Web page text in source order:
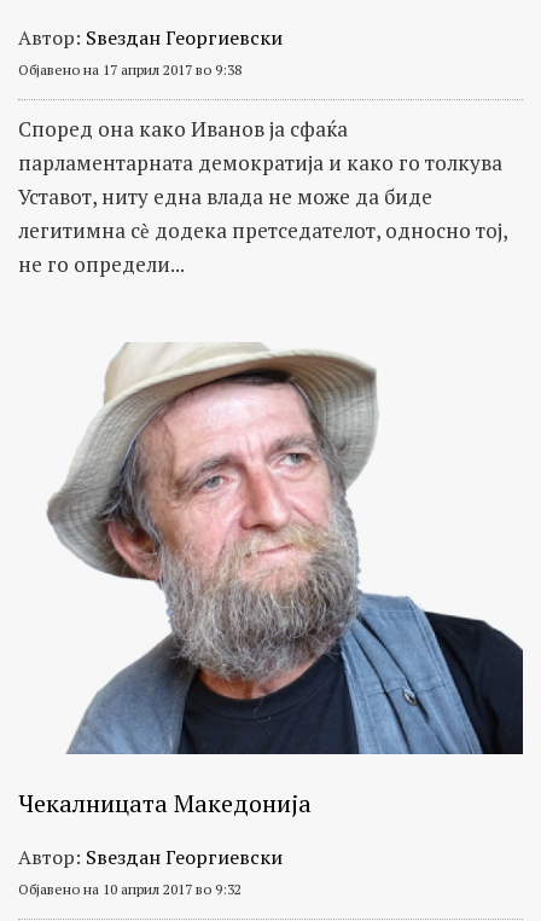
Автор: Ѕвездан Георгиевски
Објавено на 17 април 2017 во 9:38
Според она како Иванов ја сфаќа
парламентарната демократија и како го толкува
Уставот, ниту една влада не може да биде
легитимна сѐ додека претседателот, односно тој,
не го определи...
Чекалницата Македонија
Автор: Ѕвездан Георгиевски
Објавено на 10 април 2017 во 9:32